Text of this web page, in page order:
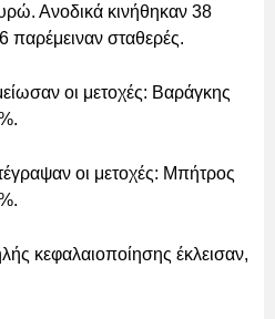
Ανοδικά κινήθηκαν 38
παρέμειναν σταθερές.
οι μετοχές: Βαράγκης
οι μετοχές: Μπήτρος
κεφαλαιοποίησης έκλεισαν,